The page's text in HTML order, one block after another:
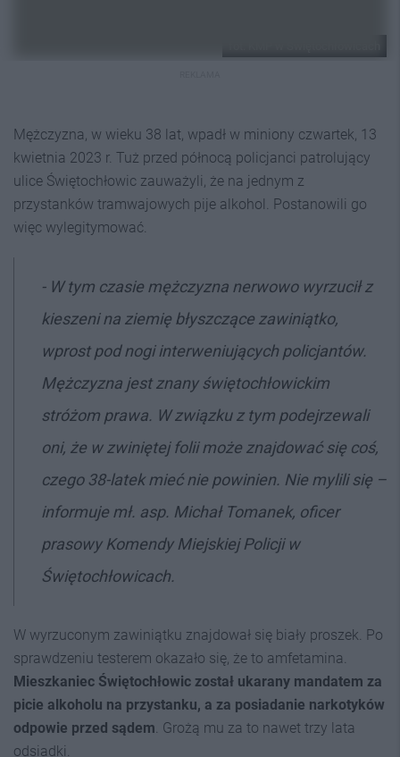
Mężczyzna, w wieku 38 lat, wpadł w miniony czwartek, 13
kwietnia 2023 r. Tuż przed północą policjanci patrolujący
ulice Świętochłowic zauważyli, że na jednym z
przystanków tramwajowych pije alkohol. Postanowili go
więc wylegitymować.
- W tym czasie mężczyzna nerwowo wyrzucił z
kieszeni na ziemię błyszczące zawiniątko,
wprost pod nogi interweniujących policjantów.
Mężczyzna jest znany świętochłowickim
stróżom prawa. W związku z tym podejrzewali
oni, że w zwiniętej folii może znajdować się coś,
czego 38-latek mieć nie powinien. Nie mylili się –
informuje mł. asp. Michał Tomanek, oficer
prasowy Komendy Miejskiej Policji w
Świętochłowicach.
W wyrzuconym zawiniątku znajdował się biały proszek. Po
sprawdzeniu testerem okazało się, że to amfetamina.
Mieszkaniec Świętochłowic został ukarany mandatem za
picie alkoholu na przystanku, a za posiadanie narkotyków
odpowie przed sądem . Grożą mu za to nawet trzy lata
odsiadki.